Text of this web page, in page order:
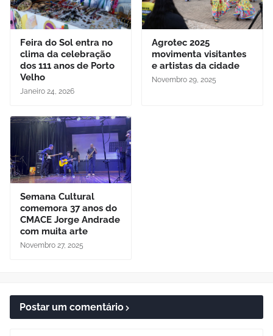
Feira do Sol entra no
clima da celebração
dos 111 anos de Porto
Velho
Janeiro 24, 2026
Agrotec 2025
movimenta visitantes
e artistas da cidade
Novembro 29, 2025
Semana Cultural
comemora 37 anos do
CMACE Jorge Andrade
com muita arte
Novembro 27, 2025
Postar um comentário